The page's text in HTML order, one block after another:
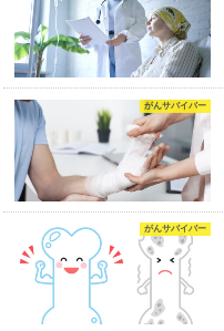
がんサバイバー
がんサバイバー